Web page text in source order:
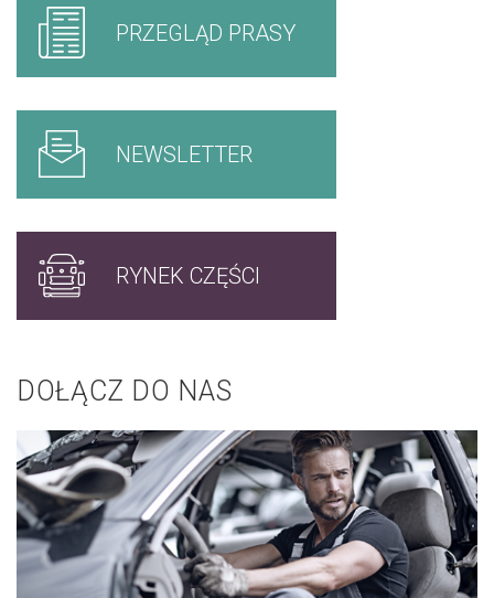
PRZEGLĄD PRASY
NEWSLETTER
RYNEK CZĘŚCI
DOŁĄCZ DO NAS